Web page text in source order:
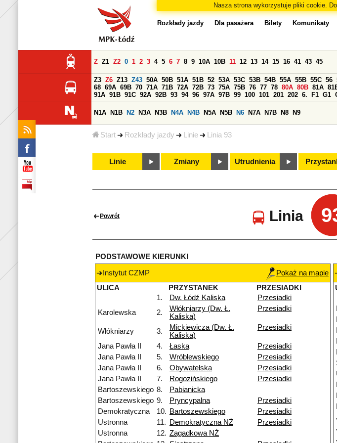
Nasza strona wykorzystuje pliki cookie.
Start Rozkłady jazdy Linie Linia 93
Rozkłady jazdy Dla pasażera Bilety Komunikaty
Z Z1 Z2 0 1 2 3 4 5 6 7 8 9 10A 10B 11 12 13 14 15 16 41 43 45
Z3 Z6 Z13 Z43 50A 50B 51A 51B 52 53A 53C 53B 54B 55A 55B 55C 56
68 69A 69B 70 71A 71B 72A 72B 73 75A 75B 76 77 78 80A 80B 81A
91A 91B 91C 92A 92B 93 94 96 97A 97B 99 100 101 201 202 6. F1 G1
N1A N1B N2 N3A N3B N4A N4B N5A N5B N6 N7A N7B N8 N9
Linie Zmiany Utrudnienia
Powrót Linia
PODSTAWOWE KIERUNKI
Instytut CZMP
Pokaż na mapie
ULICA
PRZYSTANEK
PRZESIADKI
1.
Dw. Łódź Kaliska
Przesiadki
Karolewska
2.
Włókniarzy (Dw. Ł.
Kaliska)
Przesiadki
Włókniarzy 3.
Mickiewicza (Dw. Ł.
Kaliska)
Przesiadki
Jana Pawła II 4. Łaska
Przesiadki
Jana Pawła II
5. Wróblewskiego
Przesiadki
Jana Pawła II
6. Obywatelska
Przesiadki
Jana Pawła II
7. Rogozińskiego
Przesiadki
Bartoszewskiego 8.
Pabianicka
Bartoszewskiego 9. Pryncypalna
Przesiadki
Demokratyczna
10. Bartoszewskiego
Przesiadki
Ustronna
11. Demokratyczna NŻ
Przesiadki
Ustronna
12. Zagadkowa NŻ